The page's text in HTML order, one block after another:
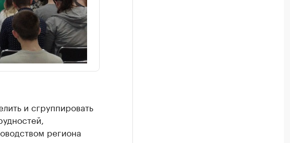
и сгруппировать
региона